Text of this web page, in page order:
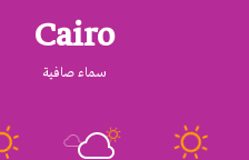
Cairo
سماء صافية